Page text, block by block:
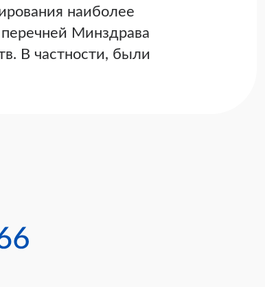
наиболее
Минздрава
В частности, были